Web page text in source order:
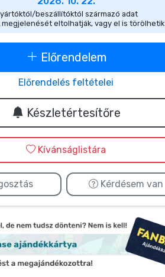
beszállítóktól származó adat
megjelenését eltolhatják, vagy el is törölhetik
Előrendelem
Előrendelés feltételei
Készletértesítőre
Kívánságlistára
Kérdésem van